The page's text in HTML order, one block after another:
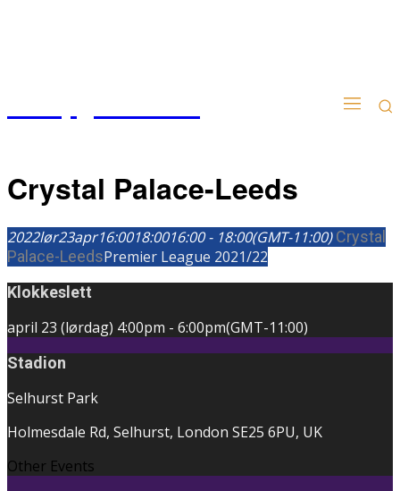
Crystal Palace-Leeds
2022lør23apr16:0018:0016:00 - 18:00(GMT-11:00) Crystal
Palace-LeedsPremier League 2021/22
Klokkeslett
april 23 (lørdag) 4:00pm - 6:00pm(GMT-11:00)
Stadion
Selhurst Park
Holmesdale Rd, Selhurst, London SE25 6PU, UK
Other Events